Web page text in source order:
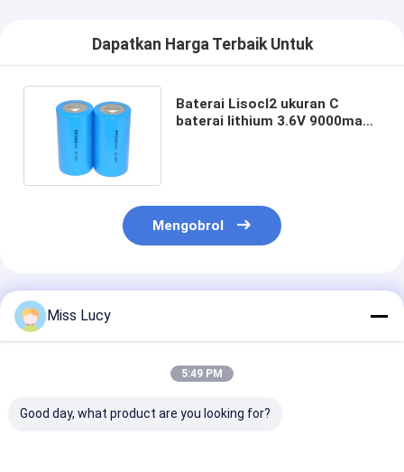
Dapatkan Harga Terbaik Untuk
Baterai Lisocl2 ukuran C
baterai lithium 3.6V 9000mah
Mengobrol
Rekomendasi Produk
Miss Lucy
5:49 PM
Good day, what product are you looking for?